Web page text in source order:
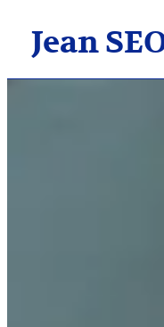
Jean